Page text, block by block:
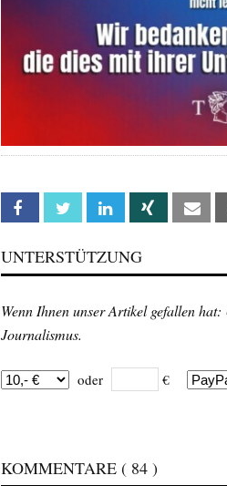
Facebook Twitter Linkedin Xing
UNTERSTÜTZUNG
Wenn Ihnen unser Artikel gefallen
Journalismus.
oder €
KOMMENTARE ( 84 )